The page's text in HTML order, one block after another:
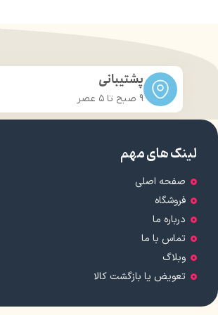
کشور مبدا برند: ایران
پشتیبانی
9 صبح تا ۵ عصر
لینک های مهم
صفحه اصلی
فروشگاه
درباره ما
تماس با ما
وبلاگ
تعویض یا بازگشت کالا